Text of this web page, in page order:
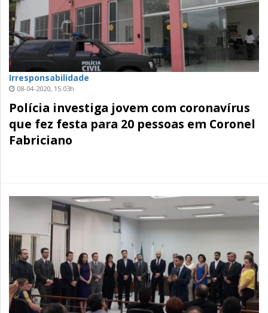
Irresponsabilidade
08-04-2020, 15:03h
Polícia investiga jovem com coronavírus
que fez festa para 20 pessoas em Coronel
Fabriciano